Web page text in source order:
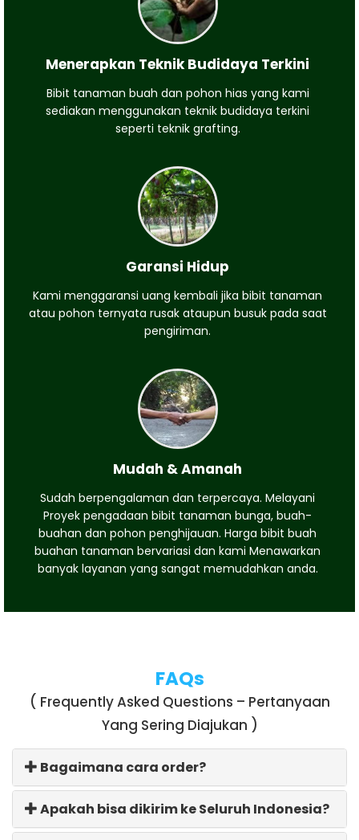
Menerapkan Teknik Budidaya Terkini
Bibit tanaman buah dan pohon hias yang kami
sediakan menggunakan teknik budidaya terkini
seperti teknik grafting.
Garansi Hidup
Kami menggaransi uang kembali jika bibit tanaman
atau pohon ternyata rusak ataupun busuk pada saat
pengiriman.
Mudah & Amanah
Sudah berpengalaman dan terpercaya. Melayani
Proyek pengadaan bibit tanaman bunga, buah-
buahan dan pohon penghijauan. Harga bibit buah
buahan tanaman bervariasi dan kami Menawarkan
banyak layanan yang sangat memudahkan anda.
FAQs
( Frequently Asked Questions – Pertanyaan
Yang Sering Diajukan )
Bagaimana cara order?
Apakah bisa dikirim ke Seluruh Indonesia?